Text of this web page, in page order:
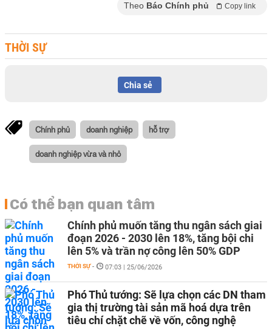
Theo Báo Chính phủ Copy link
THỜI SỰ
Chia sẻ
Chính phủ doanh nghiệp hỗ trợ
doanh nghiệp vừa và nhỏ
Có thể bạn quan tâm
Chính phủ muốn tăng thu ngân sách giai
đoạn 2026 - 2030 lên 18%, tăng bội chi
lên 5% và trần nợ công lên 50% GDP
THỜI SỰ - 07:03 | 25/06/2026
Phó Thủ tướng: Sẽ lựa chọn các DN tham
gia thị trường tài sản mã hoá dựa trên
tiêu chí chặt chẽ về vốn, công nghệ